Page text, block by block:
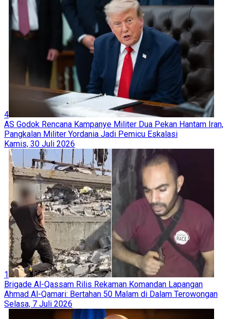
4
AS Godok Rencana Kampanye Militer Dua Pekan Hantam Iran,
Pangkalan Militer Yordania Jadi Pemicu Eskalasi
Kamis, 30 Juli 2026
1
Brigade Al-Qassam Rilis Rekaman Komandan Lapangan
Ahmad Al-Qamari: Bertahan 50 Malam di Dalam Terowongan
Selasa, 7 Juli 2026